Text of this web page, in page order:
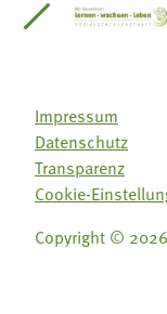
Südtirol
Impressum
Datenschutz
Transparenz
Cookie-
Copyright ©